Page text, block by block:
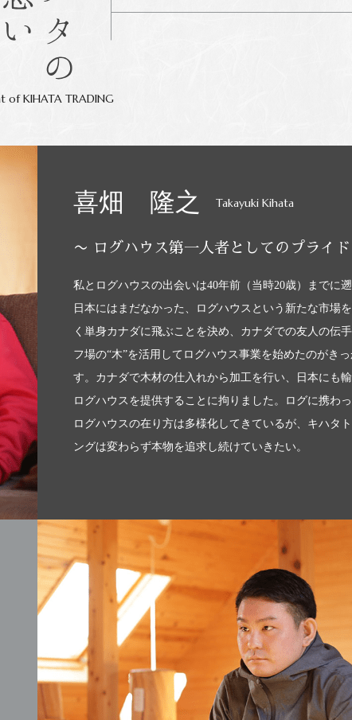
of KIHATA TRADING
喜畑 隆之 Takayuki Kihata
〜 ログハウス第一人者としてのプライ
私とログハウスの出会いは40年前（当時20歳）までに遡
日本にはまだなかった、ログハウスという新たな市場
く単身カナダに飛ぶことを決め、カナダでの友人の伝
フ場の“木”を活用してログハウス事業を始めたのがき
す。カナダで木材の仕入れから加工を行い、日本にも
ログハウスを提供することに拘りました。ログに携わっ
ログハウスの在り方は多様化してきているが、キハタ
ングは変わらず本物を追求し続けていきたい。